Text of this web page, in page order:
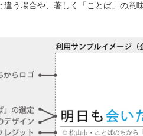
違う場合や、著しく「ことば」の意